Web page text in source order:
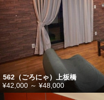
562（ごろにゃ）上板橋
¥42,000 ～ ¥48,000